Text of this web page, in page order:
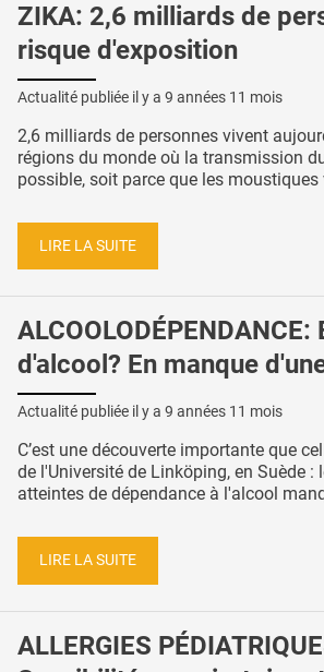
ZIKA: 2,6 milliards de
risque d'exposition
Actualité publiée il y a 9 années 11 mois
2,6 milliards de personnes vivent
régions du monde où la transmission
possible, soit parce que les moustiques
LIRE LA SUITE
ALCOOLODÉPENDANCE:
d'alcool? En manque
Actualité publiée il y a 9 années 11 mois
C’est une découverte importante que
de l'Université de Linköping, en Suède :
atteintes de dépendance à l'alcool
LIRE LA SUITE
ALLERGIES